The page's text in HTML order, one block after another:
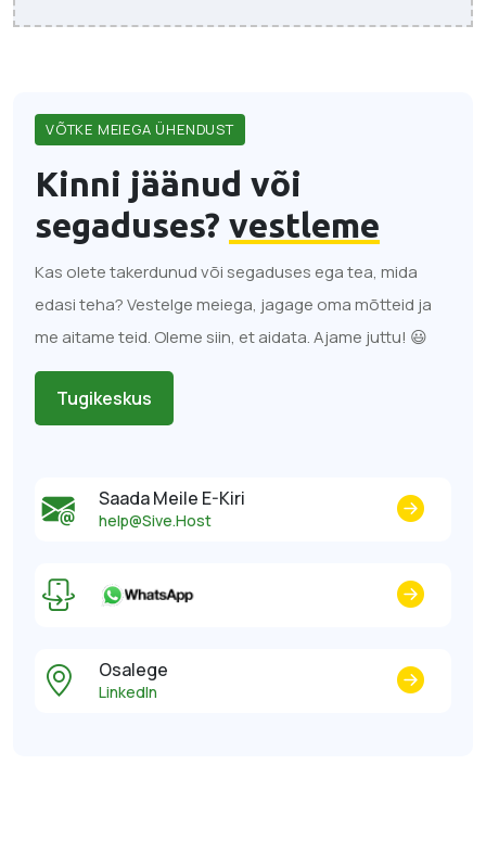
VÕTKE MEIEGA ÜHENDUST
Kinni jäänud või
segaduses? vestleme
Kas olete takerdunud või segaduses ega tea, mida
edasi teha? Vestelge meiega, jagage oma mõtteid ja
me aitame teid. Oleme siin, et aidata. Ajame juttu! 😃
Tugikeskus
Saada Meile E-Kiri
help@Sive.Host
Osalege
LinkedIn